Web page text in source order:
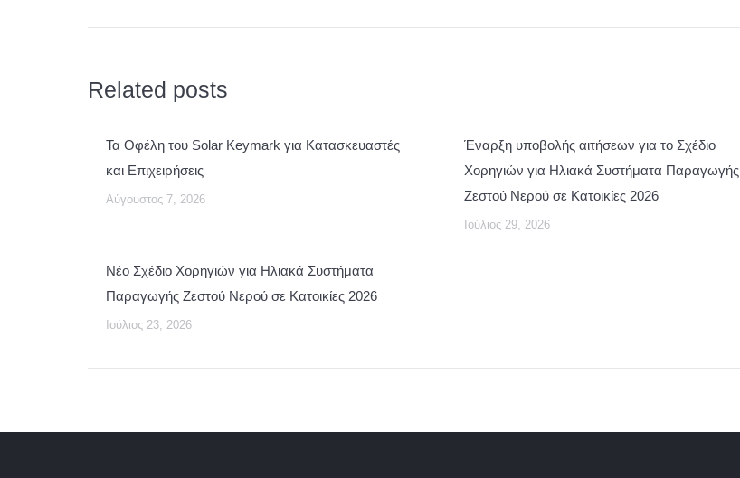
Related posts
Τα Οφέλη του Solar Keymark για Κατασκευαστές
και Επιχειρήσεις
Αύγουστος 7, 2026
Έναρξη υποβολής αιτήσεων για το Σχέδιο
Χορηγιών για Ηλιακά Συστήματα Παραγωγής
Ζεστού Νερού σε Κατοικίες 2026
Ιούλιος 29, 2026
Νέο Σχέδιο Χορηγιών για Ηλιακά Συστήματα
Παραγωγής Ζεστού Νερού σε Κατοικίες 2026
Ιούλιος 23, 2026